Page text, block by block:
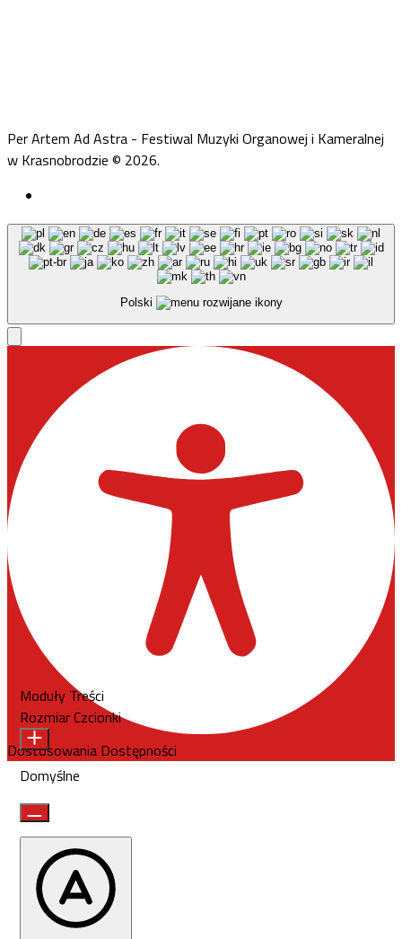
Per Artem Ad Astra - Festiwal Muzyki Organowej i Kameralnej
w Krasnobrodzie © 2026.
Polski
Dostosowania Dostępności
Moduły Treści
Rozmiar Czcionki
Domyślne